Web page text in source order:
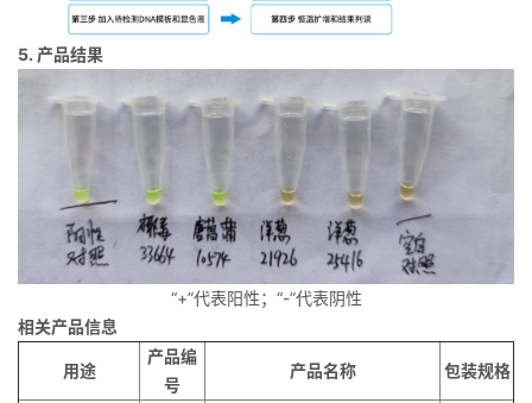
5. 产品结果
“+”代表阳性；“-”代表阴性
相关产品信息
用途
产品编
号
产品名称 包装规格